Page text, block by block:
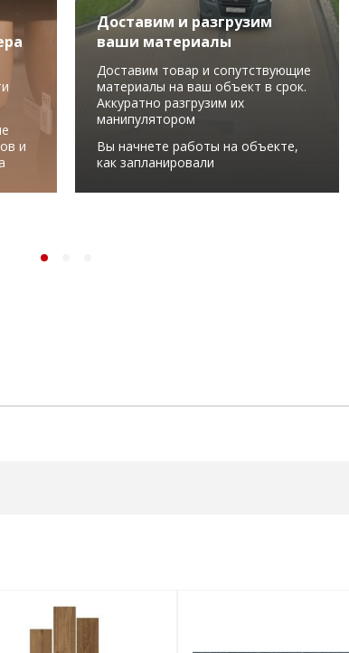
и
Доставим и разгрузим
ваши материалы
Доставим товар и сопутствующие
материалы на ваш объект в срок.
Аккуратно разгрузим их
манипулятором
Вы начнете работы на объекте,
как запланировали